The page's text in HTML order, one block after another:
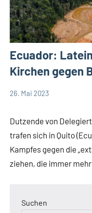
Ecuador:
Kirchen gegen
26. Mai 2023
Dutzende von
trafen sich in Quito
Kampfes gegen die
ziehen, die immer
Suchen